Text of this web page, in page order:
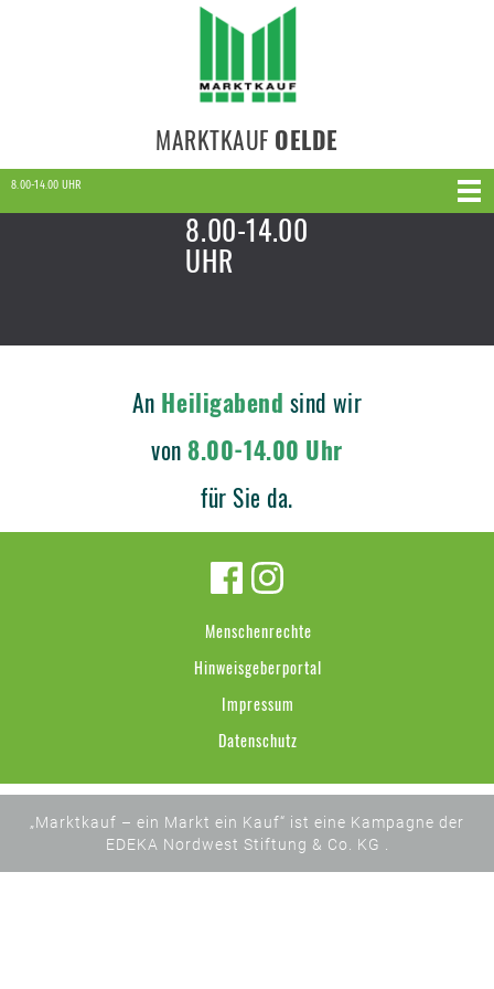
MARKTKAUF OELDE
8.00-14.00 UHR
8.00-14.00
UHR
An Heiligabend sind wir
von8.00-14.00 Uhr
für Sie da.
Menschenrechte
Hinweisgeberportal
Impressum
Datenschutz
„Marktkauf – ein Markt ein Kauf“ ist eine Kampagne der
EDEKA Nordwest Stiftung & Co. KG .